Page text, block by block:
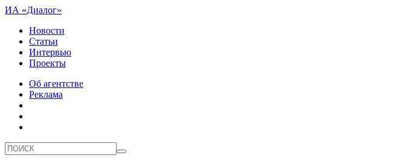
ИА «Диалог»
Новости
Статьи
Интервью
Проекты
Об агентстве
Реклама